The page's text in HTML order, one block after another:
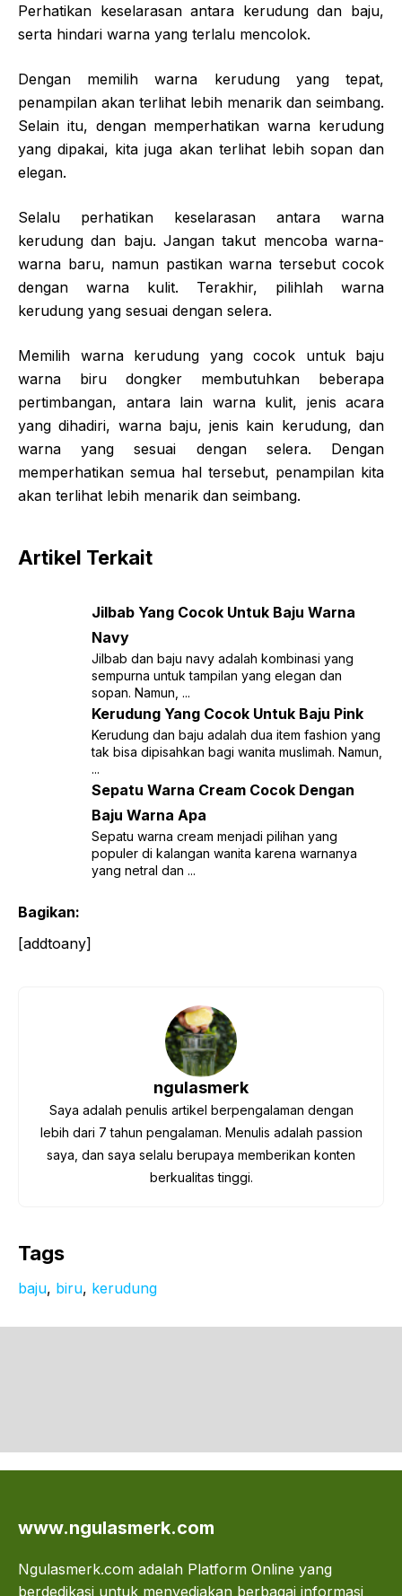
Perhatikan keselarasan antara kerudung dan baju,
serta hindari warna yang terlalu mencolok.
Dengan memilih warna kerudung yang tepat,
penampilan akan terlihat lebih menarik dan seimbang.
Selain itu, dengan memperhatikan warna kerudung
yang dipakai, kita juga akan terlihat lebih sopan dan
elegan.
Selalu perhatikan keselarasan antara warna
kerudung dan baju. Jangan takut mencoba warna-
warna baru, namun pastikan warna tersebut cocok
dengan warna kulit. Terakhir, pilihlah warna
kerudung yang sesuai dengan selera.
Memilih warna kerudung yang cocok untuk baju
warna biru dongker membutuhkan beberapa
pertimbangan, antara lain warna kulit, jenis acara
yang dihadiri, warna baju, jenis kain kerudung, dan
warna yang sesuai dengan selera. Dengan
memperhatikan semua hal tersebut, penampilan kita
akan terlihat lebih menarik dan seimbang.
Artikel Terkait
Jilbab Yang Cocok Untuk Baju Warna
Navy
Jilbab dan baju navy adalah kombinasi yang
sempurna untuk tampilan yang elegan dan
sopan. Namun, ...
Kerudung Yang Cocok Untuk Baju Pink
Kerudung dan baju adalah dua item fashion yang
tak bisa dipisahkan bagi wanita muslimah. Namun,
...
Sepatu Warna Cream Cocok Dengan
Baju Warna Apa
Sepatu warna cream menjadi pilihan yang
populer di kalangan wanita karena warnanya
yang netral dan ...
Bagikan:
[addtoany]
ngulasmerk
Saya adalah penulis artikel berpengalaman dengan
lebih dari 7 tahun pengalaman. Menulis adalah passion
saya, dan saya selalu berupaya memberikan konten
berkualitas tinggi.
Tags
baju, biru, kerudung
www.ngulasmerk.com
Ngulasmerk.com adalah Platform Online yang
berdedikasi untuk menyediakan berbagai informasi